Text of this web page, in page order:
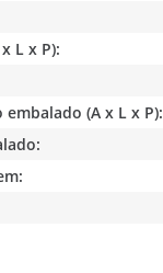
L x P):
(A x L x P):